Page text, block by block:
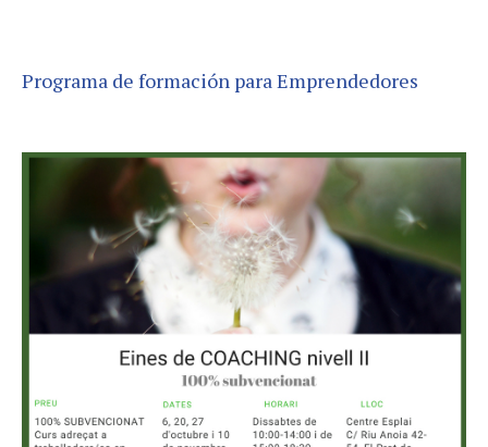
Programa de formación para Emprendedores